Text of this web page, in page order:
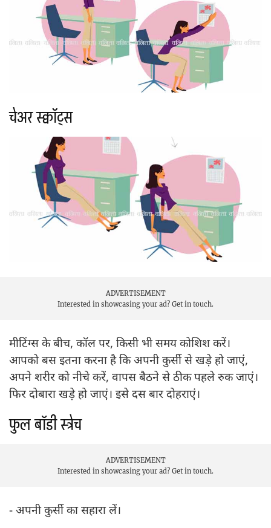
चेअर स्क्वाॅट्स
ADVERTISEMENT
Interested in showcasing your ad? Get in touch.
मीटिंग्स के बीच, कॉल पर, किसी भी समय कोशिश करें।
आपको बस इतना करना है कि अपनी कुर्सी से खड़े हो जाएं,
अपने शरीर को नीचे करें, वापस बैठने से ठीक पहले रुक जाएं।
फिर दोबारा खड़े हो जाएं। इसे दस बार दोहराएं।
फुल बॉडी स्ट्रेच
ADVERTISEMENT
Interested in showcasing your ad? Get in touch.
- अपनी कुर्सी का सहारा लें।